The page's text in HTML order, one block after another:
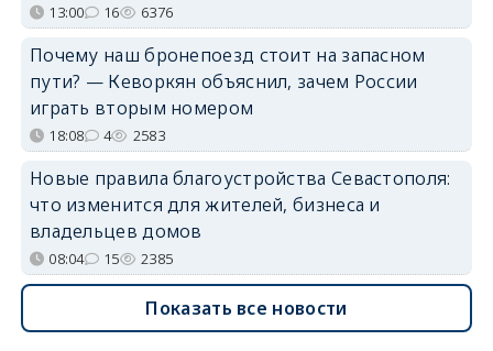
13:00 16 6376
Почему наш бронепоезд стоит на запасном
пути? — Кеворкян объяснил, зачем России
играть вторым номером
18:08 4 2583
Новые правила благоустройства Севастополя:
что изменится для жителей, бизнеса и
владельцев домов
08:04 15 2385
Показать все новости